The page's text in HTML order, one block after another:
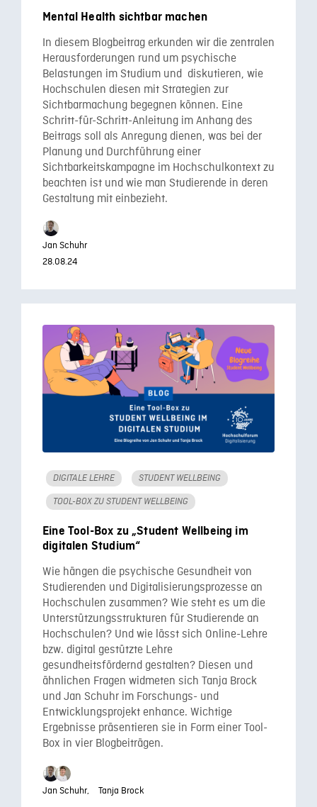
Mental Health sichtbar machen
In diesem Blogbeitrag erkunden wir die zentralen
Herausforderungen rund um psychische
Belastungen im Studium und diskutieren, wie
Hochschulen diesen mit Strategien zur
Sichtbarmachung begegnen können. Eine
Schritt-für-Schritt-Anleitung im Anhang des
Beitrags soll als Anregung dienen, was bei der
Planung und Durchführung einer
Sichtbarkeitskampagne im Hochschulkontext zu
beachten ist und wie man Studierende in deren
Gestaltung mit einbezieht.
Jan Schuhr
28.08.24
DIGITALE LEHRE STUDENT WELLBEING
TOOL-BOX ZU STUDENT WELLBEING
Eine Tool-Box zu „Student Wellbeing im
digitalen Studium“
Wie hängen die psychische Gesundheit von
Studierenden und Digitalisierungsprozesse an
Hochschulen zusammen? Wie steht es um die
Unterstützungsstrukturen für Studierende an
Hochschulen? Und wie lässt sich Online-Lehre
bzw. digital gestützte Lehre
gesundheitsfördernd gestalten? Diesen und
ähnlichen Fragen widmeten sich Tanja Brock
und Jan Schuhr im Forschungs- und
Entwicklungsprojekt enhance. Wichtige
Ergebnisse präsentieren sie in Form einer Tool-
Box in vier Blogbeiträgen.
Jan Schuhr,
Tanja Brock